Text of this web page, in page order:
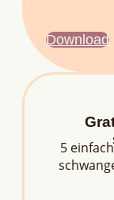
Download
5